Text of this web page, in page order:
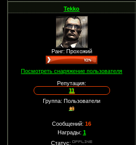
Tekko
Ранг: Прохожий
Посмотреть снаряжение пользователя
Репутация:
11
Группа: Пользователи
Сообщений:16
Награды: 1
Статус: